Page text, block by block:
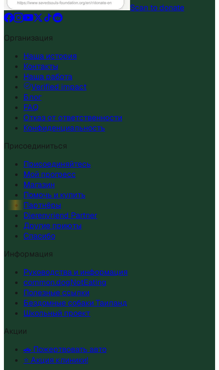
Scan to donate
Организация
Наша история
Контакты
Наша работа
Verified impact
Блог
FAQ
Отказ от ответственности
Конфиденциальность
Присоединиться
Присоединяйтесь
Мой прогресс
Магазин
Помочь и купить
Партнёры
Dierenvriend Partner
Другие приюты
Спасибо
Информация
Руководства и информация
common.dogNotEating
Полезные ссылки
Бездомные собаки Таиланд
Школьный проект
Акции
🚗 Пожертвовать авто
⭐ Акция клиники!